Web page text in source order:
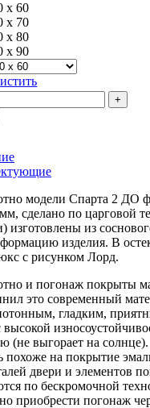
х 60
х 70
х 80
х 90
модели Спарта 2 ДО
сделано по царговой
изготовлены из
изделия. В
с рисунком Лорд.
и погонаж покрыты
это современный
гладким,
(не выгорает на
похоже на покрытие
двери и элементов
по бескромочной
приобрести погонаж